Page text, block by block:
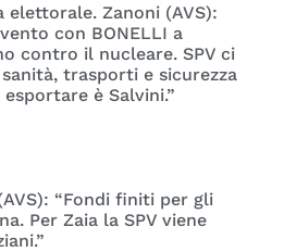
elettorale. Zanoni (AVS):
con BONELLI a
contro il nucleare. SPV ci
trasporti e sicurezza
è Salvini.”
“Fondi finiti per gli
Per Zaia la SPV viene